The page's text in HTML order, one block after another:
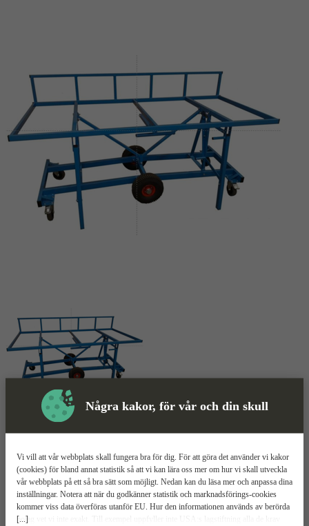
Några kakor, för vår och din skull
[...]
Vi vill att vår webbplats skall fungera bra för dig. För att göra det använder vi kakor
(cookies) för bland annat statistik så att vi kan lära oss mer om hur vi skall utveckla
vår webbplats på ett så bra sätt som möjligt. Nedan kan du läsa mer och anpassa dina
inställningar. Notera att när du godkänner statistik och marknadsförings-cookies
kommer viss data överföras utanför EU. Hur den informationen används av berörda
bolag vet vi inte exakt. Till exempel uppfyller inte USA:s lagstiftning alla de krav
Mer information
Stilo Skivvagn-90
700 kg maxlast
Fällbart bord